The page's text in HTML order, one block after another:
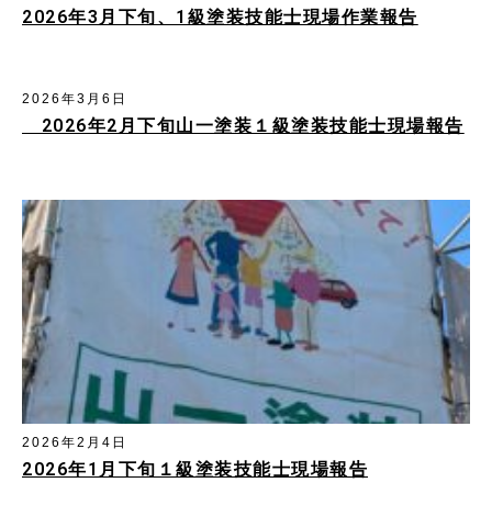
2026年3月下旬、1級塗装技能士現場作業報告
2026年2月下旬山一塗装１級塗装技能士現場報告
2026年3月6日
2026年1月下旬１級塗装技能士現場報告
2026年2月4日